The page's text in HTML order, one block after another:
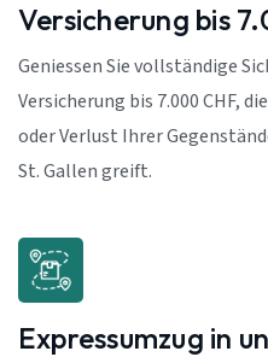
Versicherung bis
Geniessen Sie vollständige
Versicherung bis 7.000 CHF,
oder Verlust Ihrer
St. Gallen greift.
Expressumzug in